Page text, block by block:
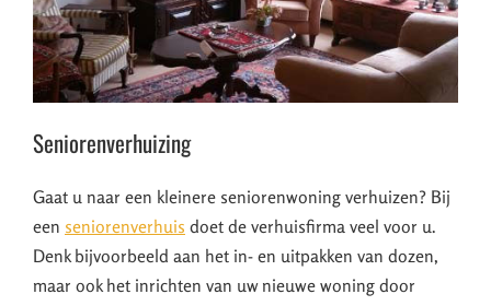
Seniorenverhuizing
Gaat u naar een kleinere seniorenwoning verhuizen? Bij
een seniorenverhuis doet de verhuisfirma veel voor u.
Denk bijvoorbeeld aan het in- en uitpakken van dozen,
maar ook het inrichten van uw nieuwe woning door